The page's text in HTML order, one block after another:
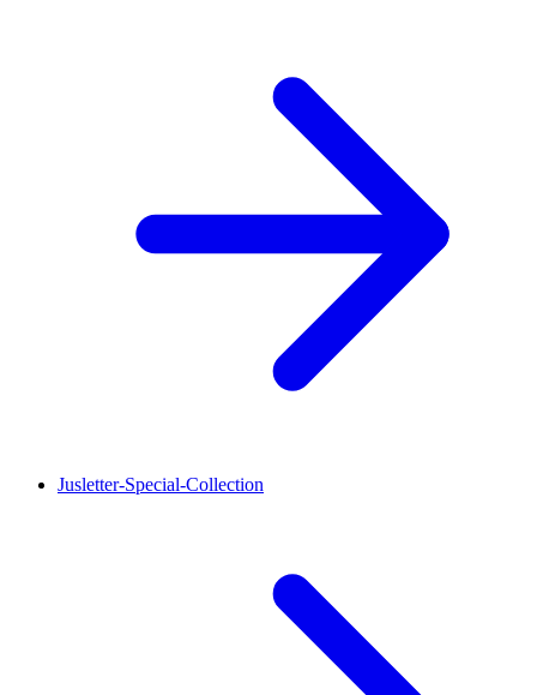
Jusletter-Special-Collection